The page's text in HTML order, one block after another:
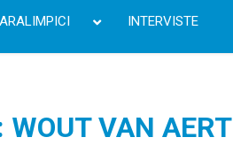
INTERVISTE
WOUT VAN AERT